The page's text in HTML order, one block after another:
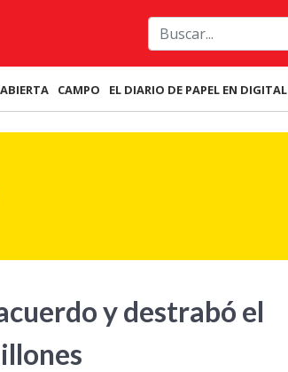
CAMPO EL DIARIO DE PAPEL EN DIGITAL
y destrabó el